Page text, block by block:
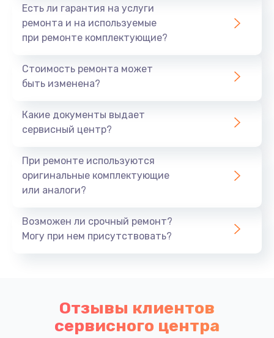
Есть ли гарантия на услуги
ремонта и на используемые
при ремонте комплектующие?
Стоимость ремонта может
быть изменена?
Какие документы выдает
сервисный центр?
При ремонте используются
оригинальные комплектующие
или аналоги?
Возможен ли срочный ремонт?
Могу при нем присутствовать?
Отзывы клиентов
сервисного центра